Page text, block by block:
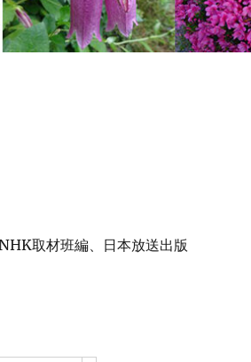
取材班編、日本放送出版